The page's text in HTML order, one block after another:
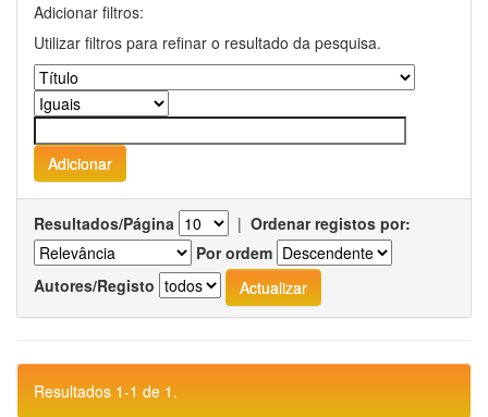
Adicionar filtros:
Utilizar filtros para refinar o resultado da pesquisa.
Resultados/Página | Ordenar registos por:
Por ordem
Autores/Registo
Resultados 1-1 de 1.